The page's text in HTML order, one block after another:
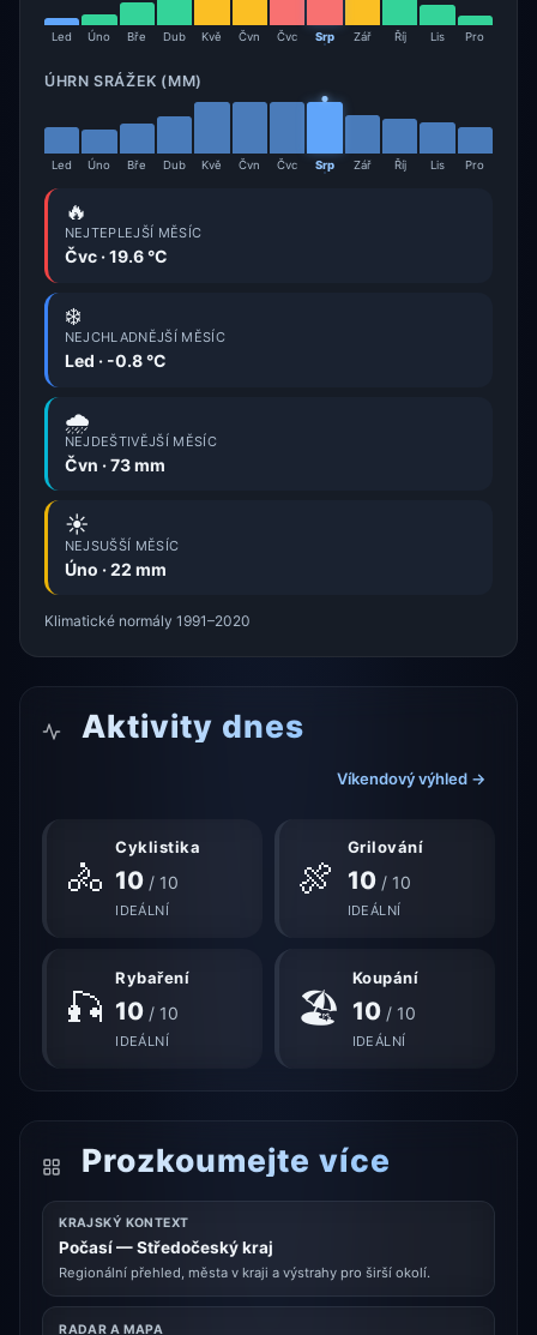
Led Úno Bře Dub Kvě Čvn Čvc Srp Zář Říj Lis Pro
ÚHRN SRÁŽEK (MM)
Led Úno Bře Dub Kvě Čvn Čvc Srp Zář Říj Lis Pro
🔥
NEJTEPLEJŠÍ MĚSÍC
Čvc · 19.6 °C
❄️
NEJCHLADNĚJŠÍ MĚSÍC
Led · -0.8 °C
🌧️
NEJDEŠTIVĚJŠÍ MĚSÍC
Čvn · 73 mm
☀️
NEJSUŠŠÍ MĚSÍC
Úno · 22 mm
Klimatické normály 1991–2020
Aktivity dnes
Víkendový výhled →
🚴
Cyklistika
10 / 10
IDEÁLNÍ
🍖
Grilování
10/ 10
IDEÁLNÍ
🎣
Rybaření
10 / 10
IDEÁLNÍ
🏖
Koupání
10/ 10
IDEÁLNÍ
Prozkoumejte více
KRAJSKÝ KONTEXT
Počasí — Středočeský kraj
Regionální přehled, města v kraji a výstrahy pro širší okolí.
RADAR A MAPA